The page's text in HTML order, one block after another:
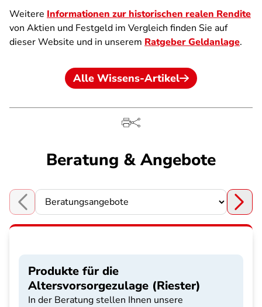
Weitere Informationen zur historischen realen Rendite
von Aktien und Festgeld im Vergleich finden Sie auf
dieser Website und in unserem Ratgeber Geldanlage.
Alle Wissens-Artikel
Beratung & Angebote
Choose a section
Produkte für die
Altersvorsorgezulage (Riester)
In der Beratung stellen Ihnen unsere